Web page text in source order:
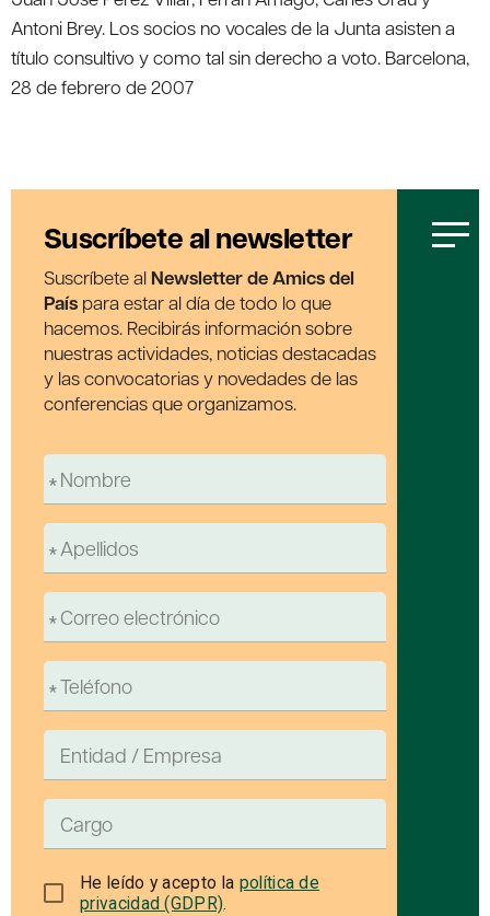
Antoni Brey. Los socios no vocales de la Junta asisten a
título consultivo y como tal sin derecho a voto. Barcelona,
28 de febrero de 2007
Suscríbete al newsletter
Suscríbete al Newsletter de Amics del
País para estar al día de todo lo que
hacemos. Recibirás información sobre
nuestras actividades, noticias destacadas
y las convocatorias y novedades de las
conferencias que organizamos.
He leído y acepto la política de
privacidad (GDPR).